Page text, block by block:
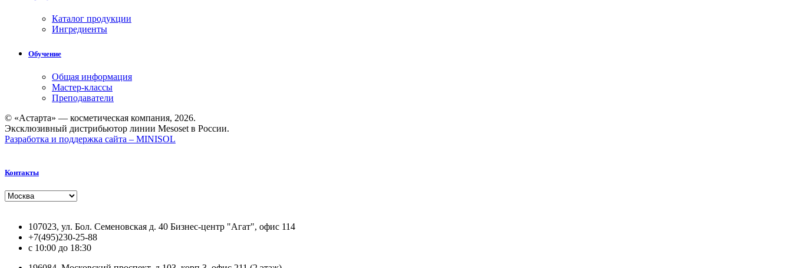
Каталог продукции
Ингредиенты
Обучение
Общая информация
Мастер-классы
Преподаватели
© «Астарта» — косметическая компания, 2026.
Эксклюзивный дистрибьютор линии Mesoset в России.
Разработка и поддержка сайта – MINISOL
Контакты
107023, ул. Бол. Семеновская д. 40 Бизнес-центр "Агат", офис 114
+7(495)230-25-88
с 10:00 до 18:30